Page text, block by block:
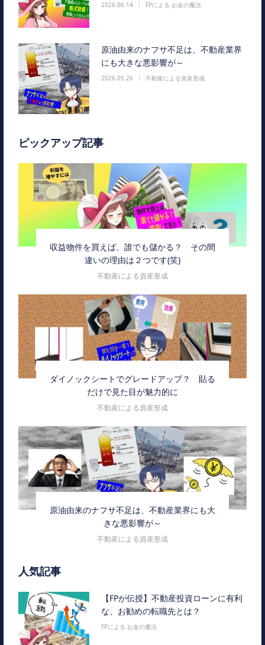
2026.06.14 FPによる お金の魔法
原油由来のナフサ不足は、不動産業界
にも大きな悪影響が～
2026.05.26 不動産による資産形成
ピックアップ記事
収益物件を買えば、誰でも儲かる？ その間
違いの理由は２つです(笑)
不動産による資産形成
ダイノックシートでグレードアップ？ 貼る
だけで見た目が魅力的に
不動産による資産形成
原油由来のナフサ不足は、不動産業界にも大
きな悪影響が～
不動産による資産形成
人気記事
【FPが伝授】不動産投資ローンに有利
な、お勧めの転職先とは？
FPによる お金の魔法